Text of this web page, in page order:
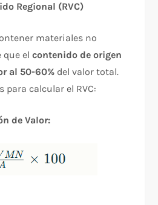
Regional (RVC)
materiales no
que elcontenido de origen
al 50-60% del valor total.
para calcular el RVC:​
de Valor: